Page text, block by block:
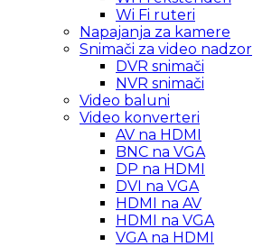
Wi Fi ruteri
Napajanja za kamere
Snimači za video nadzor
DVR snimači
NVR snimači
Video baluni
Video konverteri
AV na HDMI
BNC na VGA
DP na HDMI
DVI na VGA
HDMI na AV
HDMI na VGA
VGA na HDMI